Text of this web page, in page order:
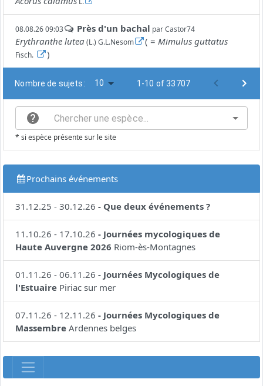
08.08.26 09:03 Près d'un bachal parCastor74
Erythranthe lutea(L.) G.L.Nesom ( =Mimulus guttatus
Fisch. )
Nombre de sujets: 10 1-10 of 33707
* si espèce présente sur le site
Prochains événements
31.12.25 - 30.12.26 - Que deux événements ?
11.10.26 - 17.10.26 - Journées mycologiques de
Haute Auvergne 2026 Riom-ès-Montagnes
01.11.26 - 06.11.26 - Journées Mycologiques de
l'Estuaire Piriac sur mer
07.11.26 - 12.11.26 - Journées Mycologiques de
Massembre Ardennes belges